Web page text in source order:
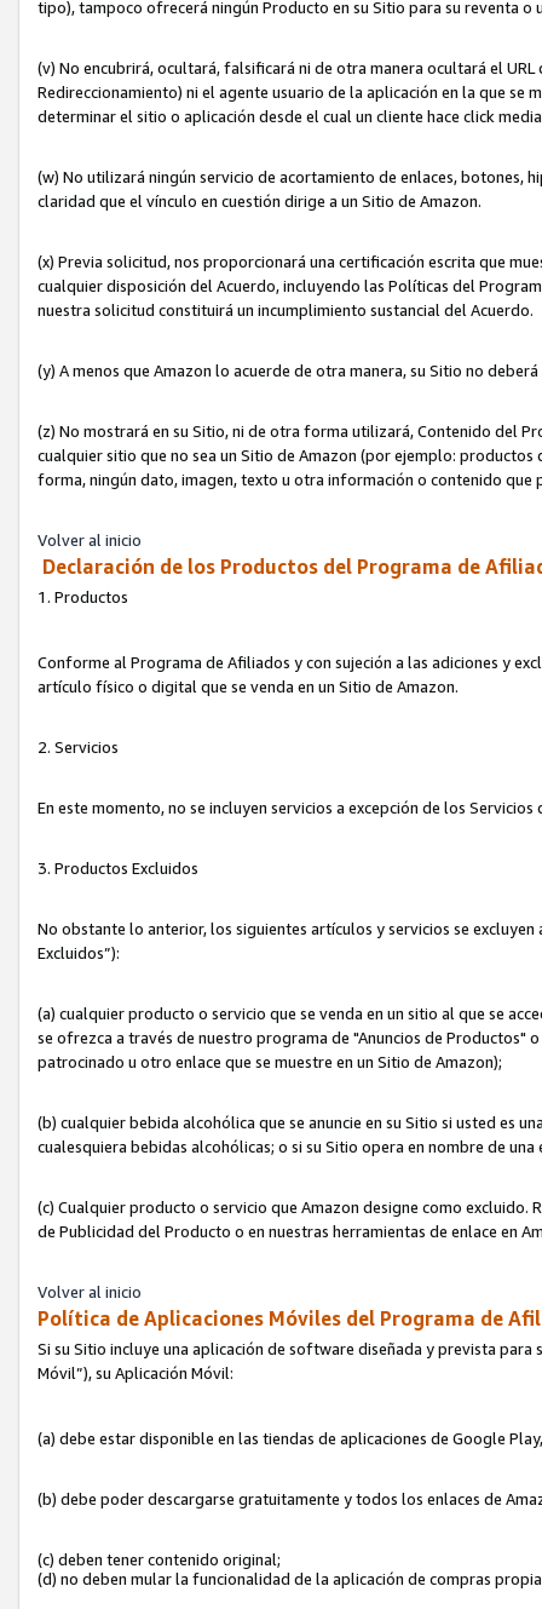
tipo), tampoco ofrecerá ningún Producto en su Sitio para su reventa o
(v) No encubrirá, ocultará, falsificará ni de otra manera ocultará el
Redireccionamiento) ni el agente usuario de la aplicación en la que
determinar el sitio o aplicación desde el cual un cliente hace click
(w) No utilizará ningún servicio de acortamiento de enlaces, botones,
claridad que el vínculo en cuestión dirige a un Sitio de Amazon.
(x) Previa solicitud, nos proporcionará una certificación escrita que
cualquier disposición del Acuerdo, incluyendo las Políticas del
nuestra solicitud constituirá un incumplimiento sustancial del Acuerdo.
(y) A menos que Amazon lo acuerde de otra manera, su Sitio no
(z) No mostrará en su Sitio, ni de otra forma utilizará, Contenido del
cualquier sitio que no sea un Sitio de Amazon (por ejemplo:
forma, ningún dato, imagen, texto u otra información o contenido
Volver al inicio
Declaración de los Productos del Programa de
1. Productos
Conforme al Programa de Afiliados y con sujeción a las adiciones y
artículo físico o digital que se venda en un Sitio de Amazon.
2. Servicios
En este momento, no se incluyen servicios a excepción de los
3. Productos Excluidos
No obstante lo anterior, los siguientes artículos y servicios se
Excluidos”):
(a) cualquier producto o servicio que se venda en un sitio al que se
se ofrezca a través de nuestro programa de "Anuncios de Productos"
patrocinado u otro enlace que se muestre en un Sitio de Amazon);
(b) cualquier bebida alcohólica que se anuncie en su Sitio si usted es
cualesquiera bebidas alcohólicas; o si su Sitio opera en nombre de
(c) Cualquier producto o servicio que Amazon designe como excluido.
de Publicidad del Producto o en nuestras herramientas de enlace en
Volver al inicio
Política de Aplicaciones Móviles del Programa de
Si su Sitio incluye una aplicación de software diseñada y prevista
Móvil”), su Aplicación Móvil:
(a) debe estar disponible en las tiendas de aplicaciones de Google
(b) debe poder descargarse gratuitamente y todos los enlaces de
(c) deben tener contenido original;
(d) no deben mular la funcionalidad de la aplicación de compras